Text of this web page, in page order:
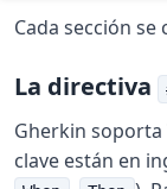
Cada sección
La directiva
Gherkin soporta
clave están en